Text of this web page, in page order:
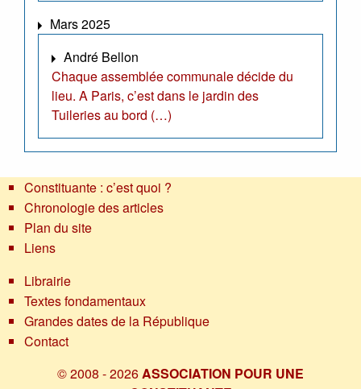
Mars 2025
André Bellon
Chaque assemblée communale décide du
lieu. A Paris, c’est dans le jardin des
Tuileries au bord (…)
Constituante : c’est quoi ?
Chronologie des articles
Plan du site
Liens
Librairie
Textes fondamentaux
Grandes dates de la République
Contact
© 2008 - 2026ASSOCIATION POUR UNE